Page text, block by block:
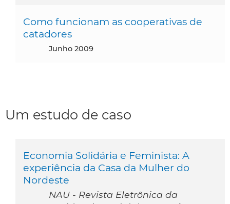
Como funcionam as cooperativas de
catadores
junho 2009
Um estudo de caso
Economia Solidária e Feminista: A
experiência da Casa da Mulher do
Nordeste
NAU - Revista Eletrônica da